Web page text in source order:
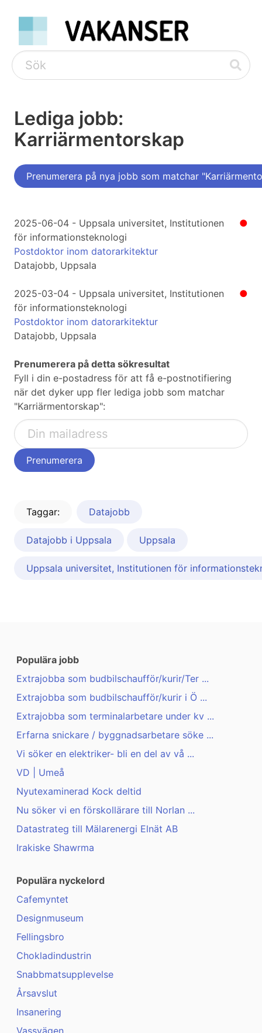
Lediga jobb:
Karriärmentorskap
Prenumerera på nya jobb som matchar
●
2025-06-04 - Uppsala universitet, Institutionen
för informationsteknologi
Postdoktor inom datorarkitektur
Datajobb, Uppsala
●
2025-03-04 - Uppsala universitet, Institutionen
för informationsteknologi
Postdoktor inom datorarkitektur
Datajobb, Uppsala
Prenumerera på detta sökresultat
Fyll i din e-postadress för att få e-postnotifiering
när det dyker upp fler lediga jobb som matchar
"Karriärmentorskap":
Taggar: Datajobb
Datajobb i Uppsala Uppsala
Uppsala universitet, Institutionen för
Populära jobb
Extrajobba som budbilschaufför/kurir/Ter ...
Extrajobba som budbilschaufför/kurir i Ö ...
Extrajobba som terminalarbetare under kv ...
Erfarna snickare / byggnadsarbetare söke ...
Vi söker en elektriker- bli en del av vå ...
VD | Umeå
Nyutexaminerad Kock deltid
Nu söker vi en förskollärare till Norlan ...
Datastrateg till Mälarenergi Elnät AB
Irakiske Shawrma
Populära nyckelord
Cafemyntet
Designmuseum
Fellingsbro
Chokladindustrin
Snabbmatsupplevelse
Årsavslut
Insanering